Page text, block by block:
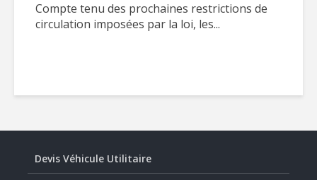
Compte tenu des prochaines restrictions de
circulation imposées par la loi, les...
Devis Véhicule Utilitaire